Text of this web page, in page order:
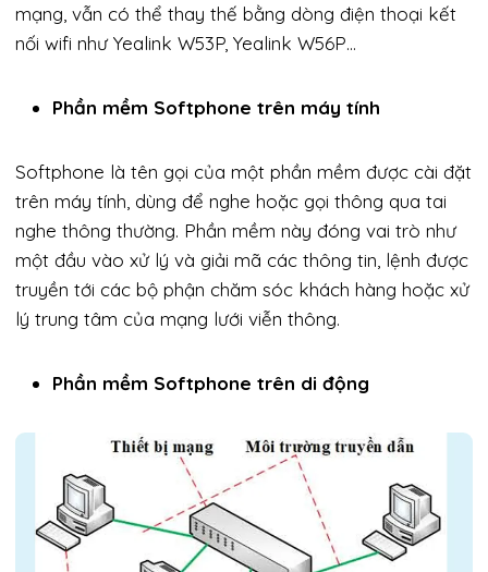
mạng, vẫn có thể thay thế bằng dòng điện thoại kết
nối wifi như Yealink W53P, Yealink W56P…
Phần mềm Softphone trên máy tính
Softphone là tên gọi của một phần mềm được cài đặt
trên máy tính, dùng để nghe hoặc gọi thông qua tai
nghe thông thường. Phần mềm này đóng vai trò như
một đầu vào xử lý và giải mã các thông tin, lệnh được
truyền tới các bộ phận chăm sóc khách hàng hoặc xử
lý trung tâm của mạng lưới viễn thông.
Phần mềm Softphone trên di động